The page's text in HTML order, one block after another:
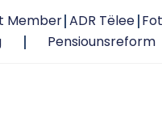
Member ADR Tëlee
Pensiounsreform